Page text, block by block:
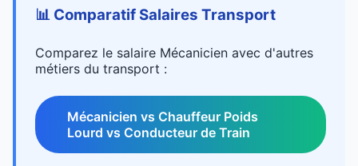
📊 Comparatif Salaires Transport
Comparez le salaire Mécanicien avec d'autres
métiers du transport :
Mécanicien vs Chauffeur Poids
Lourd vs Conducteur de Train